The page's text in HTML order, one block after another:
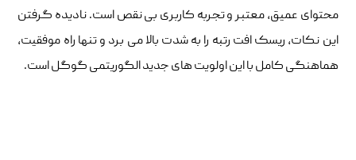
محتوای عمیق، معتبر و تجربه کاربری بی ‌نقص است. نادیده‌ گرفتن
این نکات، ریسک افت رتبه را به شدت بالا می ‌برد و تنها راه موفقیت،
هماهنگی کامل با این اولویت‌ های جدید الگوریتمی گوگل است.